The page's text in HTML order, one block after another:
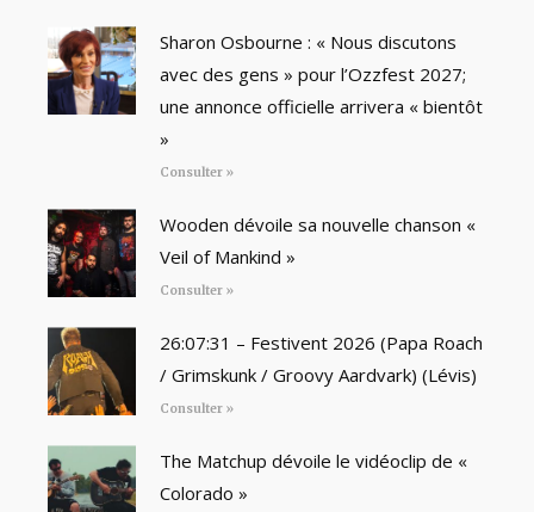
Sharon Osbourne : « Nous discutons
avec des gens » pour l’Ozzfest 2027;
une annonce officielle arrivera « bientôt
»
Consulter »
Wooden dévoile sa nouvelle chanson «
Veil of Mankind »
Consulter »
26:07:31 – Festivent 2026 (Papa Roach
/ Grimskunk / Groovy Aardvark) (Lévis)
Consulter »
The Matchup dévoile le vidéoclip de «
Colorado »